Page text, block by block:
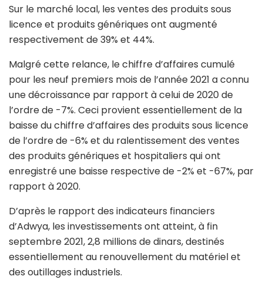
Sur le marché local, les ventes des produits sous
licence et produits génériques ont augmenté
respectivement de 39% et 44%.
Malgré cette relance, le chiffre d’affaires cumulé
pour les neuf premiers mois de l’année 2021 a connu
une décroissance par rapport à celui de 2020 de
l’ordre de -7%. Ceci provient essentiellement de la
baisse du chiffre d’affaires des produits sous licence
de l’ordre de -6% et du ralentissement des ventes
des produits génériques et hospitaliers qui ont
enregistré une baisse respective de -2% et -67%, par
rapport à 2020.
D’après le rapport des indicateurs financiers
d’Adwya, les investissements ont atteint, à fin
septembre 2021, 2,8 millions de dinars, destinés
essentiellement au renouvellement du matériel et
des outillages industriels.